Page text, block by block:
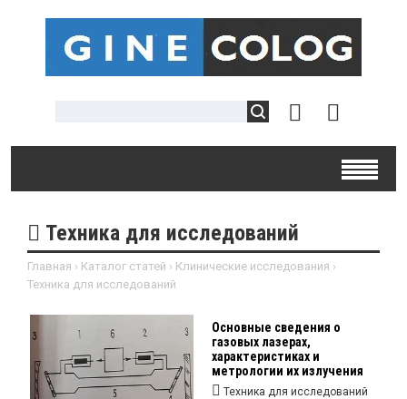
Техника для исследований
Главная › Каталог статей › Клинические исследования ›
Техника для исследований
Основные сведения о
газовых лазерах,
характеристиках и
метрологии их излучения
Техника для исследований